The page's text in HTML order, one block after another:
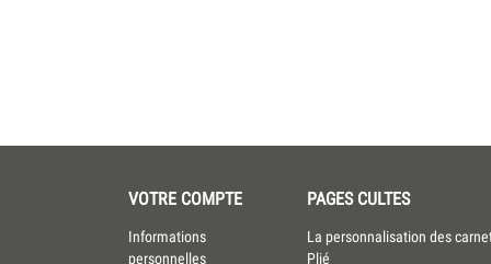
VOTRE COMPTE
Informations
personnelles
PAGES CULTES
La personnalisation des
Plié